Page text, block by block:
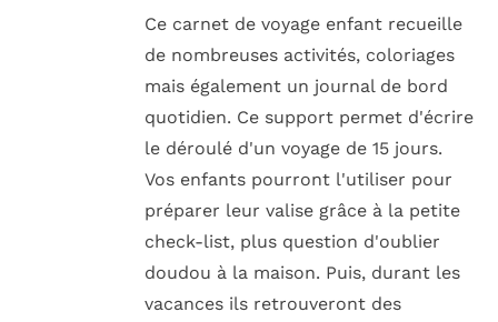
Ce carnet de voyage enfant recueille
de nombreuses activités, coloriages
mais également un journal de bord
quotidien. Ce support permet d'écrire
le déroulé d'un voyage de 15 jours.
Vos enfants pourront l'utiliser pour
préparer leur valise grâce à la petite
check-list, plus question d'oublier
doudou à la maison. Puis, durant les
vacances ils retrouveront des